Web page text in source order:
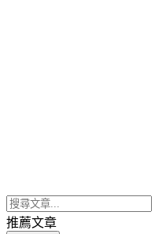
推薦文章